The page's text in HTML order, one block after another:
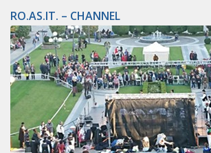
RO.AS.IT. – CHANNEL